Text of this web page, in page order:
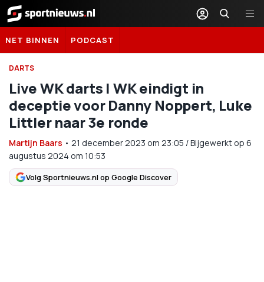
Sportnieuws.nl
NET BINNEN PODCAST
DARTS
Live WK darts | WK eindigt in
deceptie voor Danny Noppert, Luke
Littler naar 3e ronde
Martijn Baars • 21 december 2023 om 23:05 /Bijgewerkt op 6
augustus 2024 om 10:53
Volg Sportnieuws.nl op Google Discover